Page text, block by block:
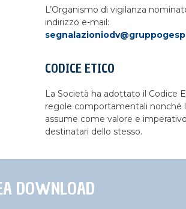
L’Organismo di vigilanza
indirizzo e-mail:
CODICE ETICO
La Società ha adottato il Codice
regole comportamentali nonché
assume come valore e
destinatari dello stesso.
DOWNLOAD